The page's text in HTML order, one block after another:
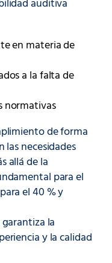
auditiva
en materia de
a la falta de
normativas
de forma
las necesidades
allá de la
para el
el 40 % y
la
y la calidad